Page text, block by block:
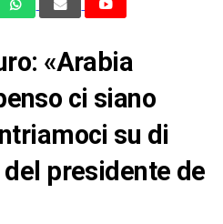
«Arabia
ci siano
su di
presidente de